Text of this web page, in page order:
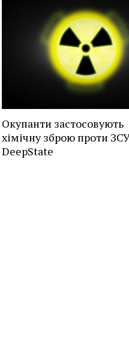
Окупанти застосовують
хімічну зброю проти
DeepState